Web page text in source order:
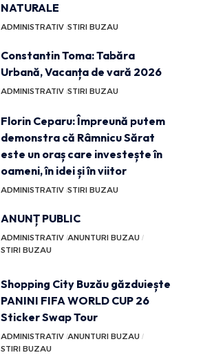
NATURALE
ADMINISTRATIV STIRI BUZAU
Constantin Toma: Tabăra
Urbană, Vacanța de vară 2026
ADMINISTRATIV STIRI BUZAU
Florin Ceparu: Împreună putem
demonstra că Râmnicu Sărat
este un oraș care investește în
oameni, în idei și în viitor
ADMINISTRATIV STIRI BUZAU
ANUNȚ PUBLIC
ADMINISTRATIV ANUNTURI BUZAU
STIRI BUZAU
Shopping City Buzău găzduiește
PANINI FIFA WORLD CUP 26
Sticker Swap Tour
ADMINISTRATIV ANUNTURI BUZAU
STIRI BUZAU